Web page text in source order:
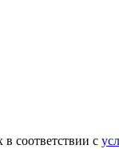
соответствии с